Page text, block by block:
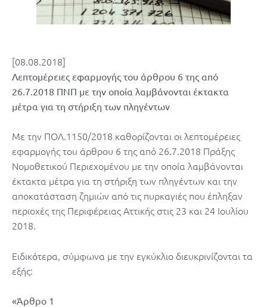
[08.08.2018]
Λεπτομέρειες εφαρμογής του άρθρου 6 της από
26.7.2018 ΠΝΠ με την οποία λαμβάνονται έκτακτα
μέτρα για τη στήριξη των πληγέντων
Με την ΠΟΛ.1150/2018 καθορίζονται οι λεπτομέρειες
εφαρμογής του άρθρου 6 της από 26.7.2018 Πράξης
Νομοθετικού Περιεχομένου με την οποία λαμβάνονται
έκτακτα μέτρα για τη στήριξη των πληγέντων και την
αποκατάσταση ζημιών από τις πυρκαγιές που έπληξαν
περιοχές της Περιφέρειας Αττικής στις 23 και 24 Ιουλίου
2018.
Ειδικότερα, σύμφωνα με την εγκύκλιο διευκρινίζονται τα
εξής:
«Άρθρο 1